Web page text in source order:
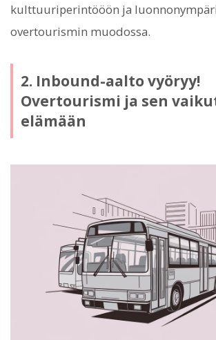
kulttuuriperintööön ja
overtourismin muodossa.
2. Inbound-aalto vyöryy!
Overtourismi ja sen
elämään